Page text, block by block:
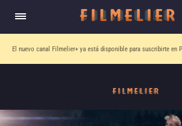
El nuevo canal Filmelier+ ya está disponible para suscribirte en